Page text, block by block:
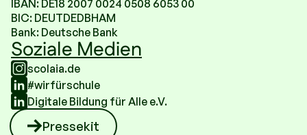
IBAN: DE18 2007 0024 0508 6053 00
BIC: DEUTDEDBHAM
Bank: Deutsche Bank
Soziale Medien
scolaia.de
#wirfürschule
Digitale Bildung für Alle e.V.
Pressekit